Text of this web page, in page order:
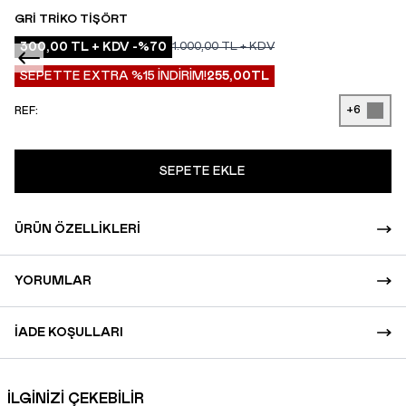
GRI TRIKO TIŞÖRT
300,00 TL + KDV -%70 1.000,00TL + KDV
SEPETTE EXTRA %15 İNDİRİM!255,00TL
REF: +6
SEPETE EKLE
ÜRÜN ÖZELLIKLERI
YORUMLAR
İADE KOŞULLARI
İLGİNİZİ ÇEKEBİLİR